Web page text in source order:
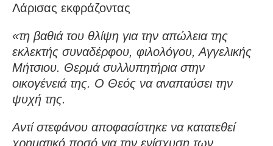
Λάρισας εκφράζοντας
«τη βαθιά του θλίψη για την απώλεια της
εκλεκτής συναδέρφου, φιλολόγου, Αγγελικής
Μήτσιου. Θερμά συλλυπητήρια στην
οικογένειά της. Ο Θεός να αναπαύσει την
ψυχή της.
Αντί στεφάνου αποφασίστηκε να κατατεθεί
χρηματικό ποσό για την ενίσχυση των